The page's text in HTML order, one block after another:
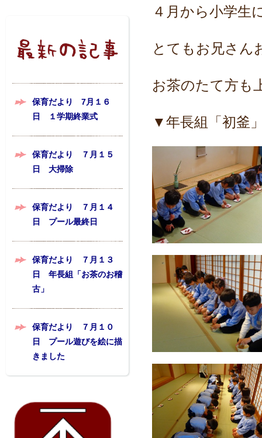
保育だより 7月１６
日 １学期終業式
保育だより ７月１５
日 大掃除
保育だより ７月１４
日 プール最終日
保育だより ７月１３
日 年長組「お茶のお稽
古」
保育だより ７月１０
日 プール遊びを絵に描
きました
４月から小学生
とてもお兄さん
お茶のたて方も
▼年長組「初釜